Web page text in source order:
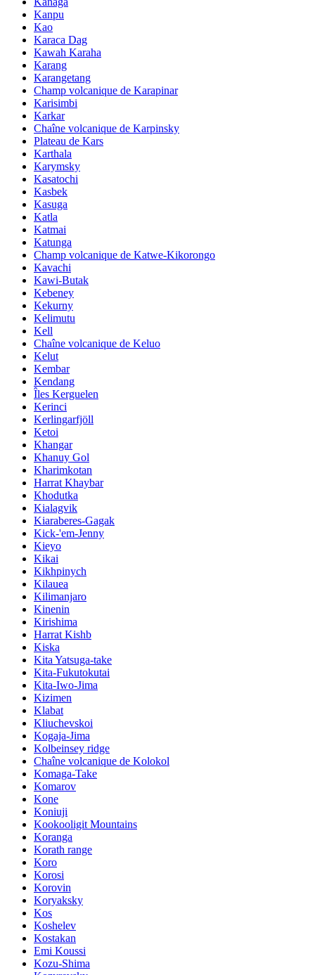
Kanpu
Kao
Karaca Dag
Kawah Karaha
Karang
Karangetang
Champ volcanique de Karapinar
Karisimbi
Karkar
Chaîne volcanique de Karpinsky
Plateau de Kars
Karthala
Karymsky
Kasatochi
Kasbek
Kasuga
Katla
Katmai
Katunga
Champ volcanique de Katwe-Kikorongo
Kavachi
Kawi-Butak
Kebeney
Kekurny
Kelimutu
Kell
Chaîne volcanique de Keluo
Kelut
Kembar
Kendang
Îles Kerguelen
Kerinci
Kerlingarfjöll
Ketoi
Khangar
Khanuy Gol
Kharimkotan
Harrat Khaybar
Khodutka
Kialagvik
Kiaraberes-Gagak
Kick-'em-Jenny
Kieyo
Kikai
Kikhpinych
Kilauea
Kilimanjaro
Kinenin
Kirishima
Harrat Kishb
Kiska
Kita Yatsuga-take
Kita-Fukutokutai
Kita-Iwo-Jima
Kizimen
Klabat
Kliuchevskoi
Kogaja-Jima
Kolbeinsey ridge
Chaîne volcanique de Kolokol
Komaga-Take
Komarov
Kone
Koniuji
Kookooligit Mountains
Koranga
Korath range
Koro
Korosi
Korovin
Koryaksky
Kos
Koshelev
Kostakan
Emi Koussi
Kozu-Shima